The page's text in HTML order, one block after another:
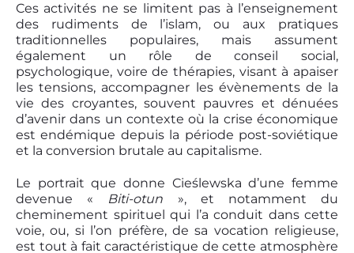
Ces activités ne se limitent pas à l’enseignement
des rudiments de l’islam, ou aux pratiques
traditionnelles populaires, mais assument
également un rôle de conseil social,
psychologique, voire de thérapies, visant à apaiser
les tensions, accompagner les évènements de la
vie des croyantes, souvent pauvres et dénuées
d’avenir dans un contexte où la crise économique
est endémique depuis la période post-soviétique
et la conversion brutale au capitalisme.
Le portrait que donne Cieślewska d’une femme
devenue « Biti-otun », et notamment du
cheminement spirituel qui l’a conduit dans cette
voie, ou, si l’on préfère, de sa vocation religieuse,
est tout à fait caractéristique de cette atmosphère